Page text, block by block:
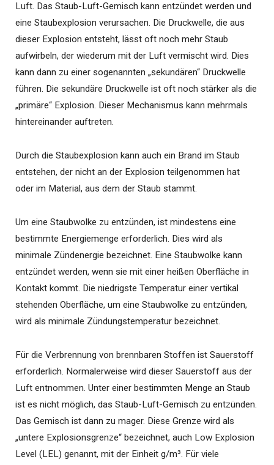
Luft. Das Staub-Luft-Gemisch kann entzündet werden und
eine Staubexplosion verursachen. Die Druckwelle, die aus
dieser Explosion entsteht, lässt oft noch mehr Staub
aufwirbeln, der wiederum mit der Luft vermischt wird. Dies
kann dann zu einer sogenannten „sekundären“ Druckwelle
führen. Die sekundäre Druckwelle ist oft noch stärker als die
„primäre“ Explosion. Dieser Mechanismus kann mehrmals
hintereinander auftreten.
Durch die Staubexplosion kann auch ein Brand im Staub
entstehen, der nicht an der Explosion teilgenommen hat
oder im Material, aus dem der Staub stammt.
Um eine Staubwolke zu entzünden, ist mindestens eine
bestimmte Energiemenge erforderlich. Dies wird als
minimale Zündenergie bezeichnet. Eine Staubwolke kann
entzündet werden, wenn sie mit einer heißen Oberfläche in
Kontakt kommt. Die niedrigste Temperatur einer vertikal
stehenden Oberfläche, um eine Staubwolke zu entzünden,
wird als minimale Zündungstemperatur bezeichnet.
Für die Verbrennung von brennbaren Stoffen ist Sauerstoff
erforderlich. Normalerweise wird dieser Sauerstoff aus der
Luft entnommen. Unter einer bestimmten Menge an Staub
ist es nicht möglich, das Staub-Luft-Gemisch zu entzünden.
Das Gemisch ist dann zu mager. Diese Grenze wird als
„untere Explosionsgrenze“ bezeichnet, auch Low Explosion
Level (LEL) genannt, mit der Einheit g/m³. Für viele